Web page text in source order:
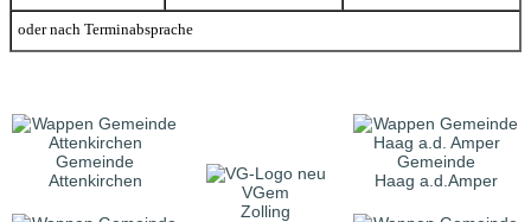
oder nach Terminabsprache
Gemeinde
Attenkirchen
VGem
Zolling
Gemeinde
Haag a.d.Amper